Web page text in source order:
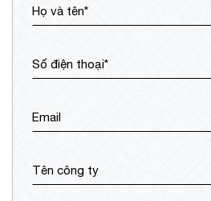
Họ và tên*
Số điện thoại*
Email
Tên công ty